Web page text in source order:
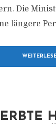
Die
längere